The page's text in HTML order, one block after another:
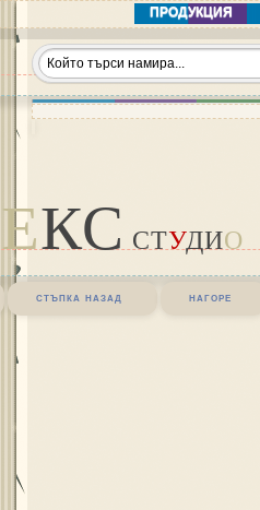
ПРОДУКЦИЯ
ЕКС СТУДИО
стъпка назад нагоре